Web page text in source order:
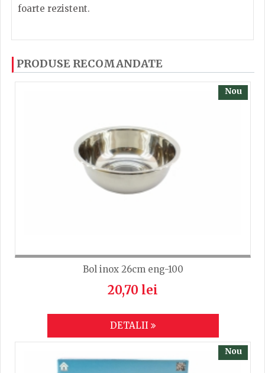
foarte rezistent.
capacitate de 10L
Dimensiuni: 41x15 cm
cu ajutorul steluțelor, și scrieți părerea dvs. Pentru
a putea să scrieți părerea trebuie să fiți înregistrat.
PRODUSE RECOMANDATE
Nou
Bol inox 26cm eng-100
20,70 lei
DETALII
Nou